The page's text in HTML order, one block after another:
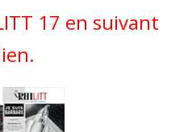
17 en suivant